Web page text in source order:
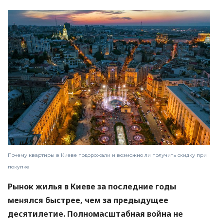
Почему квартиры в Киеве подорожали и возможно ли получить скидку при
покупке
Рынок жилья в Киеве за последние годы
менялся быстрее, чем за предыдущее
десятилетие. Полномасштабная война не